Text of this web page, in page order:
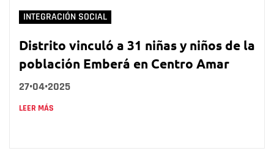
INTEGRACIÓN SOCIAL
Distrito vinculó a 31 niñas y niños de la
población Emberá en Centro Amar
27•04•2025
LEER MÁS